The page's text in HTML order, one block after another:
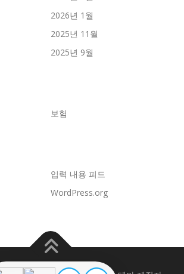
2026년 1월
2025년 11월
2025년 9월
보험
입력 내용 피드
WordPress.org